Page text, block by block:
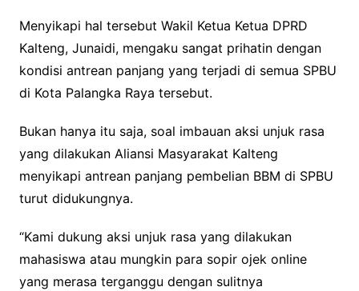
Menyikapi hal tersebut Wakil Ketua Ketua DPRD
Kalteng, Junaidi, mengaku sangat prihatin dengan
kondisi antrean panjang yang terjadi di semua SPBU
di Kota Palangka Raya tersebut.
Bukan hanya itu saja, soal imbauan aksi unjuk rasa
yang dilakukan Aliansi Masyarakat Kalteng
menyikapi antrean panjang pembelian BBM di SPBU
turut didukungnya.
“Kami dukung aksi unjuk rasa yang dilakukan
mahasiswa atau mungkin para sopir ojek online
yang merasa terganggu dengan sulitnya